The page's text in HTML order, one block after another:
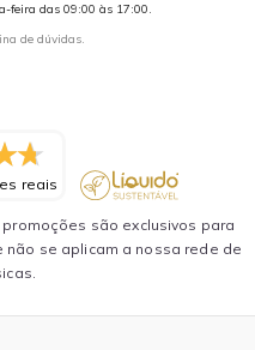
feira das 09:00 às 17:00.
de dúvidas.
reais
são exclusivos para
se aplicam a nossa rede de